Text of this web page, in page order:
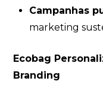
Campanhas
marketing
Ecobag
Branding